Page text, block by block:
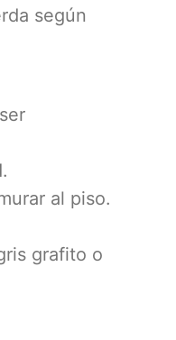
según
al piso.
grafito o